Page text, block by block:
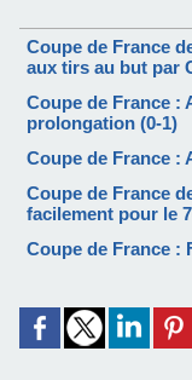
Coupe de France
aux tirs au but par
Coupe de France :
prolongation (0-1)
Coupe de France :
Coupe de France
facilement pour le
Coupe de France :